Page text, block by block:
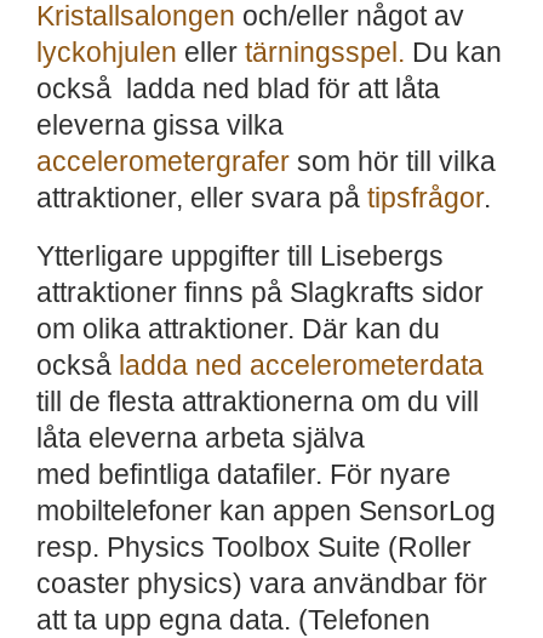
Kristallsalongen och/eller något av
lyckohjulen eller tärningsspel. Du kan
också ladda ned blad för att låta
eleverna gissa vilka
accelerometergrafer som hör till vilka
attraktioner, eller svara på tipsfrågor.
Ytterligare uppgifter till Lisebergs
attraktioner finns på Slagkrafts sidor
om olika attraktioner. Där kan du
också ladda ned accelerometerdata
till de flesta attraktionerna om du vill
låta eleverna arbeta själva
med befintliga datafiler. För nyare
mobiltelefoner kan appen SensorLog
resp. Physics Toolbox Suite (Roller
coaster physics) vara användbar för
att ta upp egna data. (Telefonen